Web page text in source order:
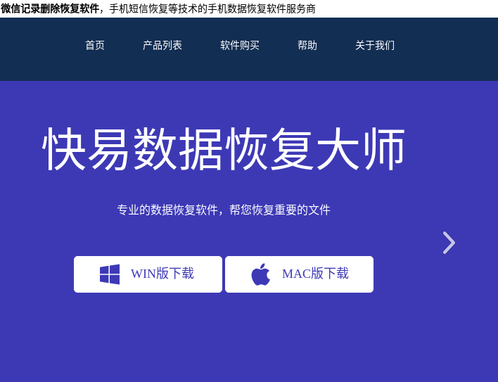
微信记录删除恢复软件，手机短信恢复等技术的手机数据恢复软件服务商
首页 产品列表 软件购买 帮助 关于我们
快易数据恢复大师
专业的数据恢复软件，帮您恢复重要的文件
WIN版下载 MAC版下载